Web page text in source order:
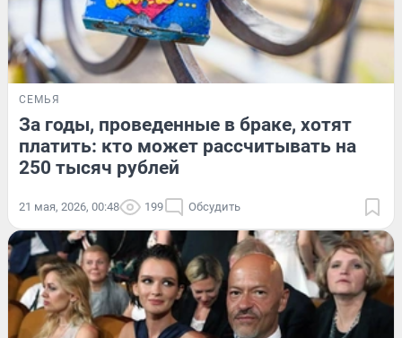
СЕМЬЯ
За годы, проведенные в браке, хотят
платить: кто может рассчитывать на
250 тысяч рублей
21 мая, 2026, 00:48 199 Обсудить